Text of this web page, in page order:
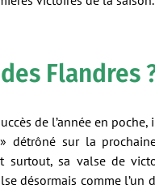
Flandres
de l’année en
détrôné sur la
surtout, sa valse de
désormais comme l’un